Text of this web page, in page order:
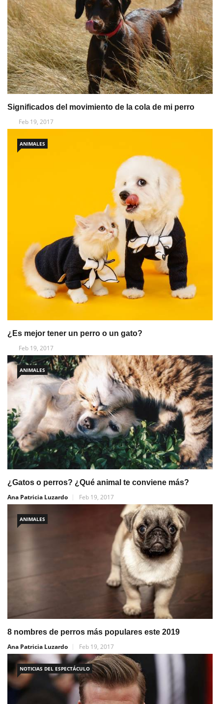
Significados del movimiento de la cola de mi perro
Feb 19, 2017
ANIMALES
¿Es mejor tener un perro o un gato?
Feb 19, 2017
ANIMALES
¿Gatos o perros? ¿Qué animal te conviene más?
Ana Patricia Luzardo
Feb 19, 2017
ANIMALES
8 nombres de perros más populares este 2019
Ana Patricia Luzardo
Feb 19, 2017
NOTICIAS DEL ESPECTÁCULO